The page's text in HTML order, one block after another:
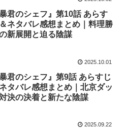
暴君のシェフ』第10話 あらす
ネタバレ感想まとめ｜料理勝
新展開と迫る陰謀
2025.10.01
暴君のシェフ』第9話 あらすじ
タバレ感想まとめ｜北京ダッ
決の決着と新たな陰謀
2025.09.22